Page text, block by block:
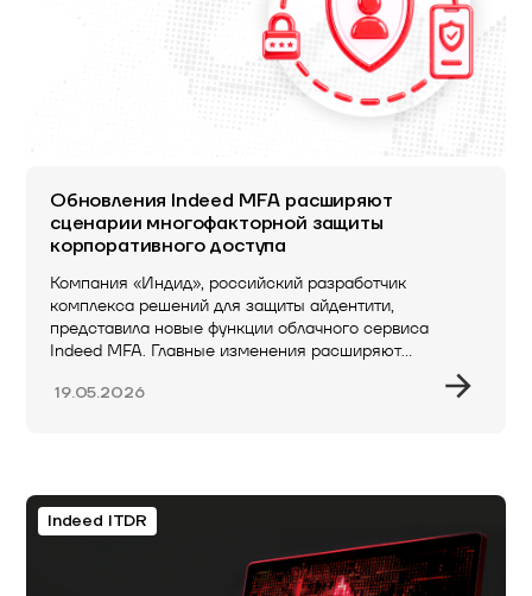
Обновления Indeed MFA расширяют
сценарии многофакторной защиты
корпоративного доступа
Компания «Индид», российский разработчик
комплекса решений для защиты айдентити,
представила новые функции облачного сервиса
Indeed MFA. Главные изменения расширяют
19.05.2026
Indeed ITDR